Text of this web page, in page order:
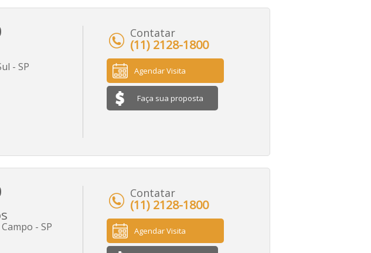
- SP
Contatar
(11) 2128-1800
Agendar Visita
Faça sua proposta
- SP
Contatar
(11) 2128-1800
Agendar Visita